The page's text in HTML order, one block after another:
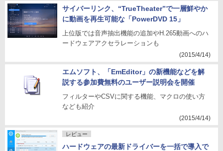
サイバーリンク、“TrueTheater”で一層鮮やか
に動画を再生可能な「PowerDVD 15」
上位版では音声抽出機能の追加やH.265動画へのハ
ードウェアアクセラレーションも
(2015/4/14)
エムソフト、「EmEditor」の新機能などを解
説する参加費無料のユーザー説明会を開催
フィルターやCSVに関する機能、マクロの使い方
なども紹介
(2015/4/14)
レビュー
ハードウェアの最新ドライバーを一括で導入で